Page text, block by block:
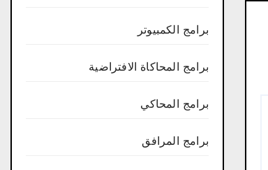
برامج الكمبيوتر
برامج المحاكاة الافتراضية
برامج المحاكي
برامج المرافق